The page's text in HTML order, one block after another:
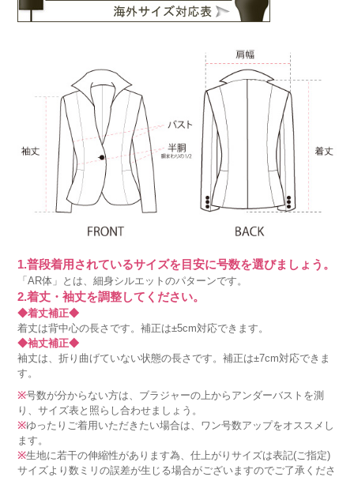
1.普段着用されているサイズを目安に号数を選びましょう。
「AR体」とは、細身シルエットのパターンです。
2.着丈・袖丈を調整してください。
◆着丈補正◆
着丈は背中心の長さです。補正は±5cm対応できます。
◆袖丈補正◆
袖丈は、折り曲げていない状態の長さです。補正は±7cm対応できま
す。
※号数が分からない方は、ブラジャーの上からアンダーバストを測
り、サイズ表と照らし合わせましょう。
※ゆったりご着用いただきたい場合は、ワン号数アップをオススメし
ます。
※生地に若干の伸縮性があります為、仕上がりサイズは表記(ご指定)
サイズより数ミリの誤差が生じる場合がございますのでご了承くださ